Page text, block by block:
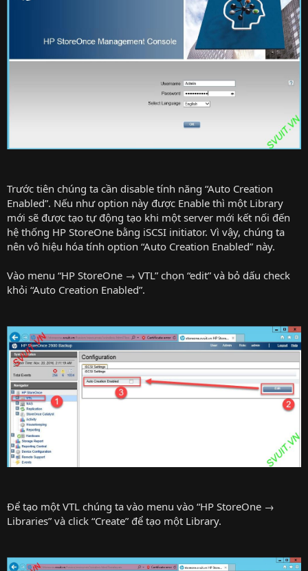
Trước tiên chúng ta cần disable tính năng “Auto Creation
Enabled”. Nếu như option này được Enable thì một Library
mới sẽ được tạo tự động tạo khi một server mới kết nối đến
hệ thống HP StoreOne bằng iSCSI initiator. Vì vậy, chúng ta
nên vô hiệu hóa tính option “Auto Creation Enabled” này.
Vào menu “HP StoreOne → VTL” chọn “edit” và bỏ dấu check
khỏi “Auto Creation Enabled”.
Để tạo một VTL chúng ta vào menu vào “HP StoreOne →
Libraries” và click “Create” để tạo một Library.